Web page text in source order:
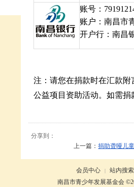
账号：
账户：南昌市
开户行：南昌
注：请您在捐款时在汇款
公益项目资助活动。如需
分享到：
上一篇：捐助聋哑儿
会员中心 |
站内搜索
南昌市青少年发展基金会